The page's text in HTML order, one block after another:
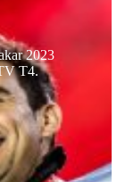
2023
T4.